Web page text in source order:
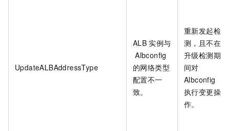
UpdateALBAddressType
ALB 实例与
Albconfig
的网络类型
配置不一
致。
重新发起检
测，且不在
升级检测期
间对
Albconfig
执行变更操
作。